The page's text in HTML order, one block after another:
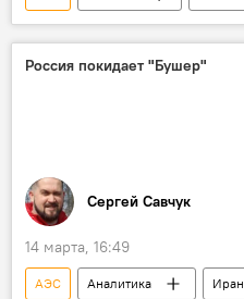
сотрудничество
атомная
Россия
Узбекистан
Россия покидает "Бушер"
Сергей Савчук
14 марта, 16:49
АЭС Аналитика Иран